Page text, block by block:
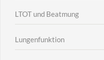
LTOT und Beatmung
Lungenfunktion